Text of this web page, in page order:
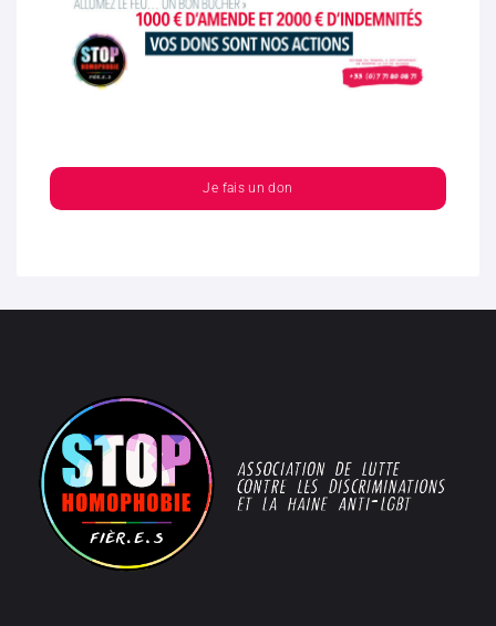
Je fais un don